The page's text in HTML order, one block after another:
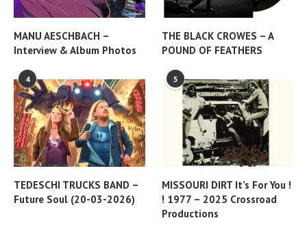
MANU AESCHBACH –
Interview & Album Photos
THE BLACK CROWES – A
POUND OF FEATHERS
4
TEDESCHI TRUCKS BAND –
Future Soul (20-03-2026)
5
MISSOURI DIRT It’s For You !
! 1977 – 2025 Crossroad
Productions